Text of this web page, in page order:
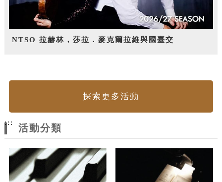
NTSO 拉赫林，莎拉．麥克爾拉維與國臺交
探索更多活動
:::
活動分類